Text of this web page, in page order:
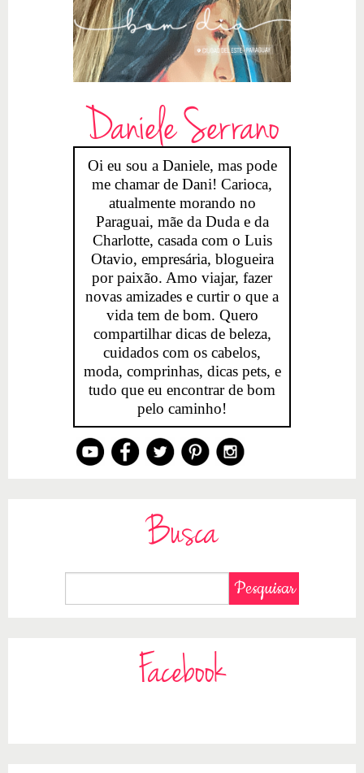
Daniele Serrano
Oi eu sou a Daniele, mas pode
me chamar de Dani! Carioca,
atualmente morando no
Paraguai, mãe da Duda e da
Charlotte, casada com o Luis
Otavio, empresária, blogueira
por paixão. Amo viajar, fazer
novas amizades e curtir o que a
vida tem de bom. Quero
compartilhar dicas de beleza,
cuidados com os cabelos,
moda, comprinhas, dicas pets, e
tudo que eu encontrar de bom
pelo caminho!
Busca
Facebook